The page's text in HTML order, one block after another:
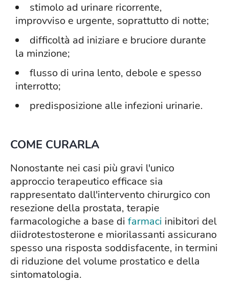
stimolo ad urinare ricorrente,
improvviso e urgente, soprattutto di notte;
difficoltà ad iniziare e bruciore durante
la minzione;
flusso di urina lento, debole e spesso
interrotto;
predisposizione alle infezioni urinarie.
COME CURARLA
Nonostante nei casi più gravi l'unico
approccio terapeutico efficace sia
rappresentato dall'intervento chirurgico con
resezione della prostata, terapie
farmacologiche a base di farmaci inibitori del
diidrotestosterone e miorilassanti assicurano
spesso una risposta soddisfacente, in termini
di riduzione del volume prostatico e della
sintomatologia.